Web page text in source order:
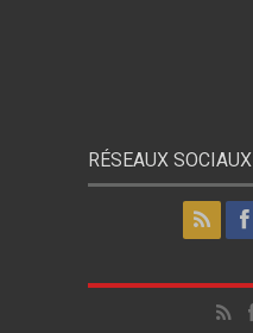
RÉSEAUX SOCIAUX